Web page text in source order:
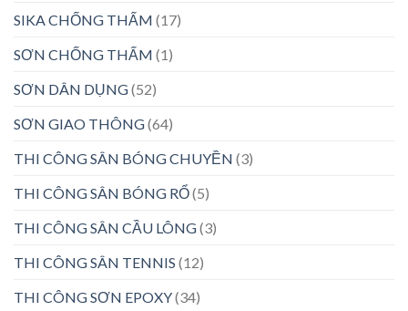
SIKA CHỐNG THẤM (17)
SƠN CHỐNG THẤM (1)
SƠN DÂN DỤNG(52)
SƠN GIAO THÔNG(64)
THI CÔNG SÂN BÓNG CHUYỀN (3)
THI CÔNG SÂN BÓNG RỔ(5)
THI CÔNG SÂN CẦU LÔNG(3)
THI CÔNG SÂN TENNIS (12)
THI CÔNG SƠN EPOXY(34)